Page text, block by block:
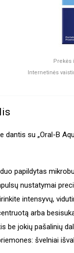
Prekės
Internetinės
dantis su „Oral-B
papildytas
nustatymai
intensyvų,
arba
be jokių pašalinių
švelniai